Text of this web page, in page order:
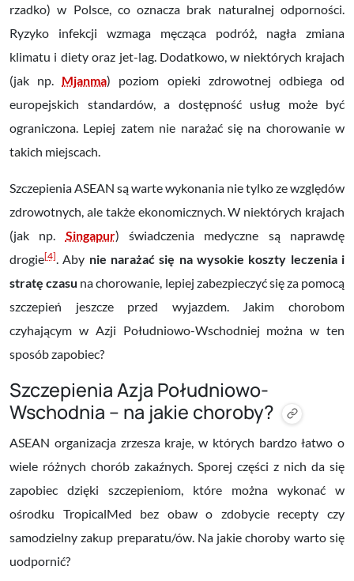
rzadko) w Polsce, co oznacza brak naturalnej odporności.
Ryzyko infekcji wzmaga męcząca podróż, nagła zmiana
klimatu i diety oraz jet-lag. Dodatkowo, w niektórych krajach
(jak np. Mjanma) poziom opieki zdrowotnej odbiega od
europejskich standardów, a dostępność usług może być
ograniczona. Lepiej zatem nie narażać się na chorowanie w
takich miejscach.
Szczepienia ASEAN są warte wykonania nie tylko ze względów
zdrowotnych, ale także ekonomicznych. W niektórych krajach
(jak np. Singapur) świadczenia medyczne są naprawdę
drogie[4] . Aby nie narażać się na wysokie koszty leczenia i
stratę czasu na chorowanie, lepiej zabezpieczyć się za pomocą
szczepień jeszcze przed wyjazdem. Jakim chorobom
czyhającym w Azji Południowo-Wschodniej można w ten
sposób zapobiec?
Szczepienia Azja Południowo-
Wschodnia – na jakie choroby?
ASEAN organizacja zrzesza kraje, w których bardzo łatwo o
wiele różnych chorób zakaźnych. Sporej części z nich da się
zapobiec dzięki szczepieniom, które można wykonać w
ośrodku TropicalMed bez obaw o zdobycie recepty czy
samodzielny zakup preparatu/ów. Na jakie choroby warto się
uodpornić?